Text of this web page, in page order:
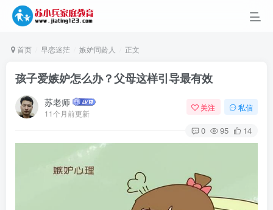
首页 早恋迷茫 嫉妒同龄人 正文
孩子爱嫉妒怎么办？父母这样引导最有效
苏老师
11个月前更新
关注 私信
0 95 14